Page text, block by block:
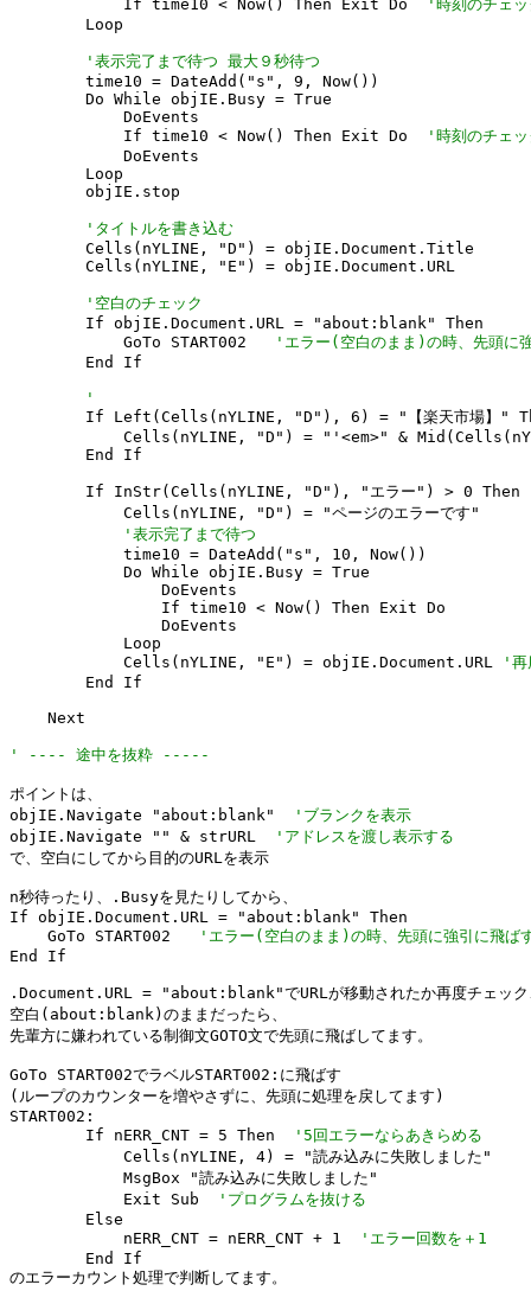
            If time10 < Now() Then Exit Do
'時刻のチェッ
        Loop
'表示完了まで待つ 最大９秒待つ
        time10 = DateAdd("s", 9, Now())
        Do While objIE.Busy = True
            DoEvents
            If time10 < Now() Then Exit Do
'時刻のチェッ
            DoEvents
        Loop
        objIE.stop
'タイトルを書き込む
        Cells(nYLINE, "D") = objIE.Document.Title
        Cells(nYLINE, "E") = objIE.Document.URL
'空白のチェック
        If objIE.Document.URL = "about:blank" Then
            GoTo START002
'エラー(空白のまま)の時、先頭に
        End If
'
If Left(Cells(nYLINE, "D"), 6) = "【楽天市場】"
Cells(nYLINE, "D") = "'<em>" &
        End If
        If InStr(Cells(nYLINE, "D"), "エラー") > 0 Then
            Cells(nYLINE, "D") = "ページのエラーです"
'表示完了まで待つ
            time10 = DateAdd("s", 10, Now())
            Do While objIE.Busy = True
                DoEvents
                If time10 < Now() Then Exit Do
                DoEvents
            Loop
            Cells(nYLINE, "E") = objIE.Document.URL
'再
        End If
    Next
' ---- 途中を抜粋 -----
ポイントは、
objIE.Navigate "about:blank"
'ブランクを表示
objIE.Navigate "" & strURL
'アドレスを渡し表示する
で、空白にしてから目的のURLを表示
n秒待ったり、.Busyを見たりしてから、
If objIE.Document.URL = "about:blank" Then
    GoTo START002
'エラー(空白のまま)の時、先頭に強引に飛ば
End If
.Document.URL = "about:blank"でURLが移動されたか再度チェック
空白(about:blank)のままだったら、
先輩方に嫌われている制御文GOTO文で先頭に飛ばしてます。
GoTo START002でラベルSTART002:に飛ばす
(ループのカウンターを増やさずに、先頭に処理を戻してます)
START002:
        If nERR_CNT = 5 Then
'5回エラーならあきらめる
            Cells(nYLINE, 4) = "読み込みに失敗しました"
            MsgBox "読み込みに失敗しました"
            Exit Sub
'プログラムを抜ける
        Else
            nERR_CNT = nERR_CNT + 1
'エラー回数を＋1
        End If
のエラーカウント処理で判断してます。